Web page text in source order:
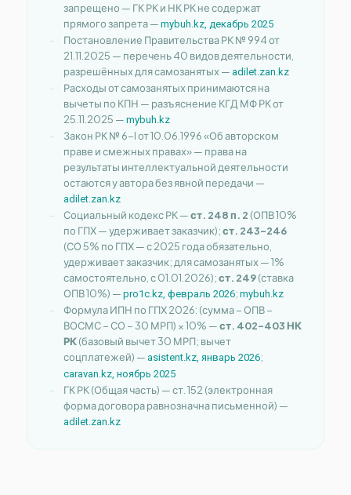
запрещено — ГК РК и НК РК не содержат
прямого запрета — mybuh.kz, декабрь 2025
Постановление Правительства РК № 994 от
21.11.2025 — перечень 40 видов деятельности,
разрешённых для самозанятых — adilet.zan.kz
Расходы от самозанятых принимаются на
вычеты по КПН — разъяснение КГД МФ РК от
25.11.2025 — mybuh.kz
Закон РК № 6-I от 10.06.1996 «Об авторском
праве и смежных правах» — права на
результаты интеллектуальной деятельности
остаются у автора без явной передачи —
adilet.zan.kz
Социальный кодекс РК —ст. 248 п. 2 (ОПВ 10%
по ГПХ — удерживает заказчик);ст. 243–246
(СО 5% по ГПХ — с 2025 года обязательно,
удерживает заказчик; для самозанятых — 1%
самостоятельно, с 01.01.2026);ст. 249(ставка
ОПВ 10%) — pro1c.kz, февраль 2026; mybuh.kz
Формула ИПН по ГПХ 2026: (сумма − ОПВ −
ВОСМС − СО − 30 МРП) × 10% —ст. 402–403 НК
РК(базовый вычет 30 МРП; вычет
соцплатежей) — asistent.kz, январь 2026;
caravan.kz, ноябрь 2025
ГК РК (Общая часть) — ст. 152 (электронная
форма договора равнозначна письменной) —
adilet.zan.kz